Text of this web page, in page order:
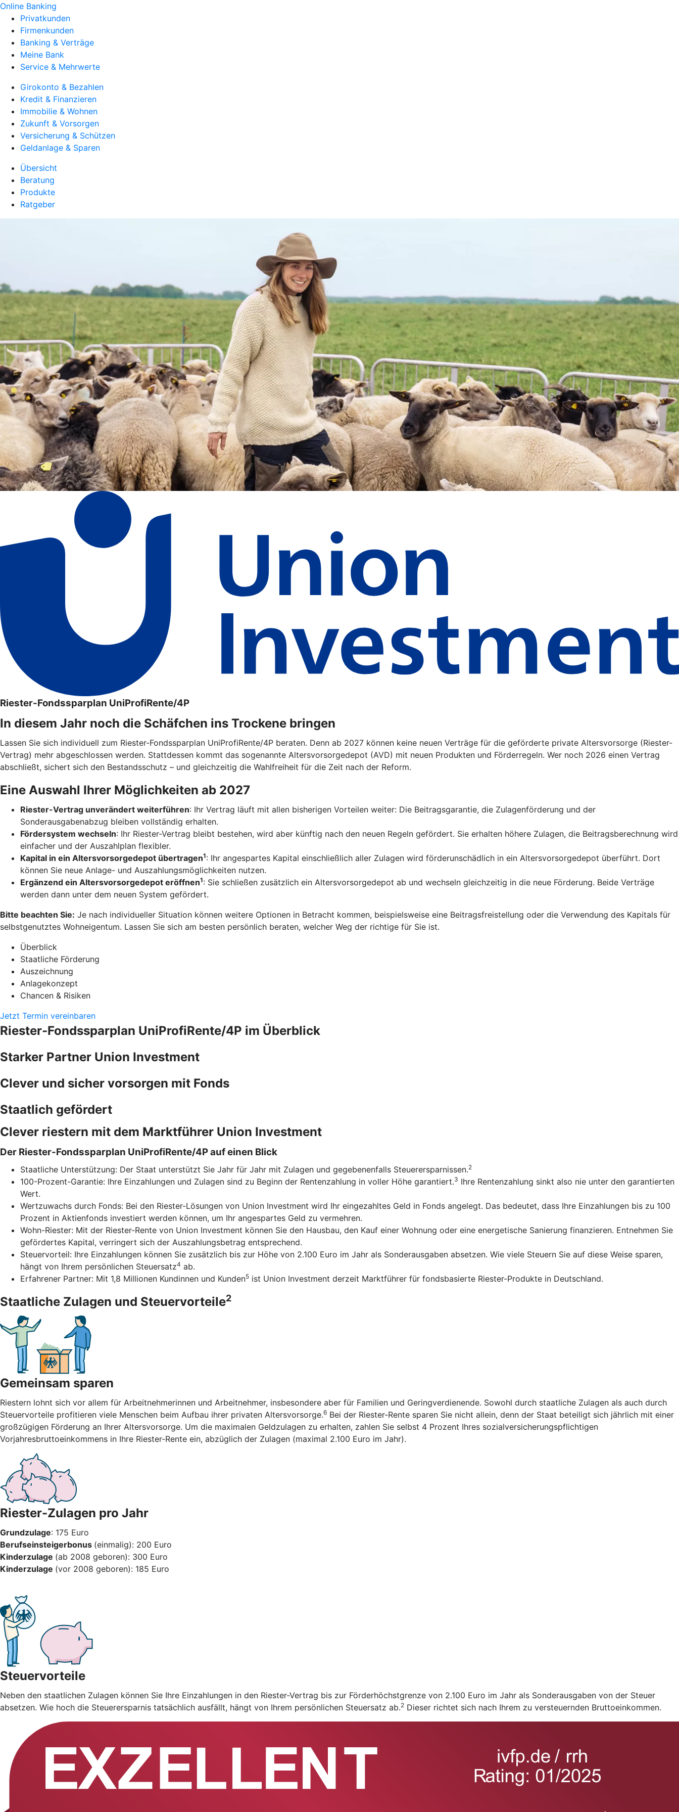
Online Banking
Privatkunden
Firmenkunden
Banking & Verträge
Meine Bank
Service & Mehrwerte
Girokonto & Bezahlen
Kredit & Finanzieren
Immobilie & Wohnen
Zukunft & Vorsorgen
Versicherung & Schützen
Geldanlage & Sparen
Übersicht
Beratung
Produkte
Ratgeber
Riester-Fondssparplan UniProfiRente/4P
In diesem Jahr noch die Schäfchen ins Trockene bringen
Lassen Sie sich individuell zum Riester-Fondssparplan UniProfiRente/4P beraten. Denn ab 2027 können keine neuen Verträge für die geförderte private Altersvorsorge (Riester-
Vertrag) mehr abgeschlossen werden. Stattdessen kommt das sogenannte Altersvorsorgedepot (AVD) mit neuen Produkten und Förderregeln. Wer noch 2026 einen Vertrag
abschließt, sichert sich den Bestandsschutz – und gleichzeitig die Wahlfreiheit für die Zeit nach der Reform.
Eine Auswahl Ihrer Möglichkeiten ab 2027
Riester-Vertrag unverändert weiterführen: Ihr Vertrag läuft mit allen bisherigen Vorteilen weiter: Die Beitragsgarantie, die Zulagenförderung und der
Sonderausgabenabzug bleiben vollständig erhalten.
Fördersystem wechseln: Ihr Riester-Vertrag bleibt bestehen, wird aber künftig nach den neuen Regeln gefördert. Sie erhalten höhere Zulagen, die Beitragsberechnung wird
einfacher und der Auszahlplan flexibler.
Kapital in ein Altersvorsorgedepot übertragen1: Ihr angespartes Kapital einschließlich aller Zulagen wird förderunschädlich in ein Altersvorsorgedepot überführt. Dort
können Sie neue Anlage- und Auszahlungsmöglichkeiten nutzen.
Ergänzend ein Altersvorsorgedepot eröffnen1: Sie schließen zusätzlich ein Altersvorsorgedepot ab und wechseln gleichzeitig in die neue Förderung. Beide Verträge
werden dann unter dem neuen System gefördert.
Bitte beachten Sie: Je nach individueller Situation können weitere Optionen in Betracht kommen, beispielsweise eine Beitragsfreistellung oder die Verwendung des Kapitals für
selbstgenutztes Wohneigentum. Lassen Sie sich am besten persönlich beraten, welcher Weg der richtige für Sie ist.
Überblick
Staatliche Förderung
Auszeichnung
Anlagekonzept
Chancen & Risiken
Jetzt Termin vereinbaren
Riester-Fondssparplan UniProfiRente/4P im Überblick
Starker Partner Union Investment
Clever und sicher vorsorgen mit Fonds
Staatlich gefördert
Clever riestern mit dem Marktführer Union Investment
Der Riester-Fondssparplan UniProfiRente/4P auf einen Blick
Staatliche Unterstützung: Der Staat unterstützt Sie Jahr für Jahr mit Zulagen und gegebenenfalls Steuerersparnissen.2
100-Prozent-Garantie: Ihre Einzahlungen und Zulagen sind zu Beginn der Rentenzahlung in voller Höhe garantiert.3 Ihre Rentenzahlung sinkt also nie unter den garantierten
Wert.
Wertzuwachs durch Fonds: Bei den Riester-Lösungen von Union Investment wird Ihr eingezahltes Geld in Fonds angelegt. Das bedeutet, dass Ihre Einzahlungen bis zu 100
Prozent in Aktienfonds investiert werden können, um Ihr angespartes Geld zu vermehren.
Wohn-Riester: Mit der Riester-Rente von Union Investment können Sie den Hausbau, den Kauf einer Wohnung oder eine energetische Sanierung finanzieren. Entnehmen Sie
gefördertes Kapital, verringert sich der Auszahlungsbetrag entsprechend.
Steuervorteil: Ihre Einzahlungen können Sie zusätzlich bis zur Höhe von 2.100 Euro im Jahr als Sonderausgaben absetzen. Wie viele Steuern Sie auf diese Weise sparen,
hängt von Ihrem persönlichen Steuersatz4 ab.
Erfahrener Partner: Mit 1,8 Millionen Kundinnen und Kunden5 ist Union Investment derzeit Marktführer für fondsbasierte Riester-Produkte in Deutschland.
Staatliche Zulagen und Steuervorteile2
Gemeinsam sparen
Riestern lohnt sich vor allem für Arbeitnehmerinnen und Arbeitnehmer, insbesondere aber für Familien und Geringverdienende. Sowohl durch staatliche Zulagen als auch durch
Steuervorteile profitieren viele Menschen beim Aufbau ihrer privaten Altersvorsorge.6 Bei der Riester-Rente sparen Sie nicht allein, denn der Staat beteiligt sich jährlich mit einer
großzügigen Förderung an Ihrer Altersvorsorge. Um die maximalen Geldzulagen zu erhalten, zahlen Sie selbst 4 Prozent Ihres sozialversicherungspflichtigen
Vorjahresbruttoeinkommens in Ihre Riester-Rente ein, abzüglich der Zulagen (maximal 2.100 Euro im Jahr).
Riester-Zulagen pro Jahr
Grundzulage: 175 Euro
Berufseinsteigerbonus (einmalig): 200 Euro
Kinderzulage (ab 2008 geboren): 300 Euro
Kinderzulage (vor 2008 geboren): 185 Euro
Steuervorteile
Neben den staatlichen Zulagen können Sie Ihre Einzahlungen in den Riester-Vertrag bis zur Förderhöchstgrenze von 2.100 Euro im Jahr als Sonderausgaben von der Steuer
absetzen. Wie hoch die Steuerersparnis tatsächlich ausfällt, hängt von Ihrem persönlichen Steuersatz ab.2 Dieser richtet sich nach Ihrem zu versteuernden Bruttoeinkommen.